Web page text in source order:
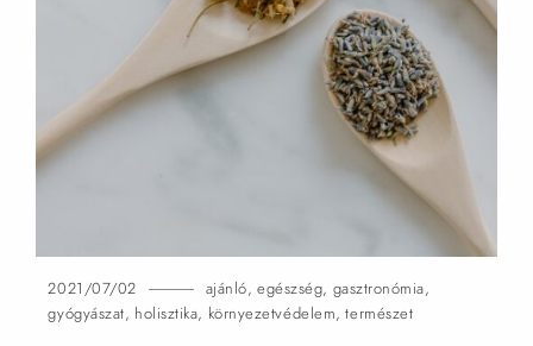
2021/07/02 ajánló, egészség, gasztronómia,
gyógyászat, holisztika, környezetvédelem,természet